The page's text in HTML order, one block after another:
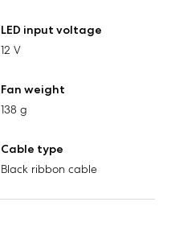
LED input voltage
12 V
Fan weight
138 g
Cable type
Black ribbon cable